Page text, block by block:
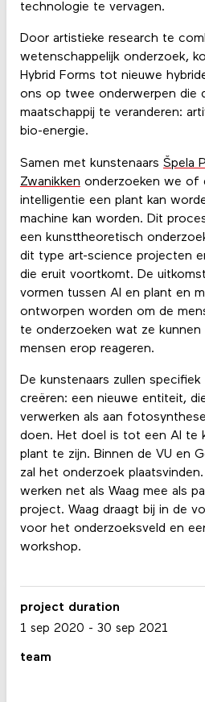
technologie te vervagen.
Door artistieke research te
wetenschappelijk onderzoek,
Hybrid Forms tot nieuwe
ons op twee onderwerpen die
maatschappij te veranderen:
bio-energie.
Samen met kunstenaars Špela
Zwanikken onderzoeken we of
intelligentie een plant kan
machine kan worden. Dit
een kunsttheoretisch
dit type art-science projecten
die eruit voortkomt. De
vormen tussen AI en plant en
ontworpen worden om de
te onderzoeken wat ze
mensen erop reageren.
De kunstenaars zullen
creëren: een nieuwe entiteit,
verwerken als aan
doen. Het doel is tot een AI te
plant te zijn. Binnen de VU en
zal het onderzoek
werken net als Waag mee als
project. Waag draagt bij in de
voor het onderzoeksveld en
workshop.
project duration
1 sep 2020 - 30 sep 2021
team